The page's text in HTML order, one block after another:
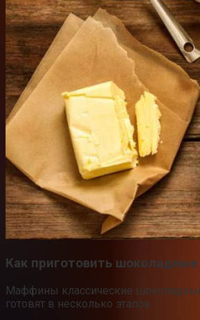
Как приготовить
Маффины классические
готовят в несколько этапов.